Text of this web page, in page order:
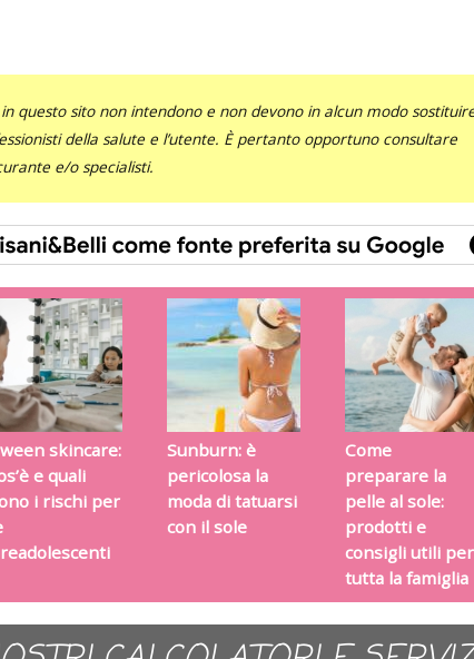
questo sito non intendono e non devono in alcun modo
della salute e l’utente. È pertanto opportuno consultare
e/o specialisti.
skincare:
e quali
i rischi per
Sunburn: è
pericolosa la
moda di tatuarsi
con il sole
Come
preparare la
pelle al sole:
prodotti e
consigli utili per
tutta la famiglia